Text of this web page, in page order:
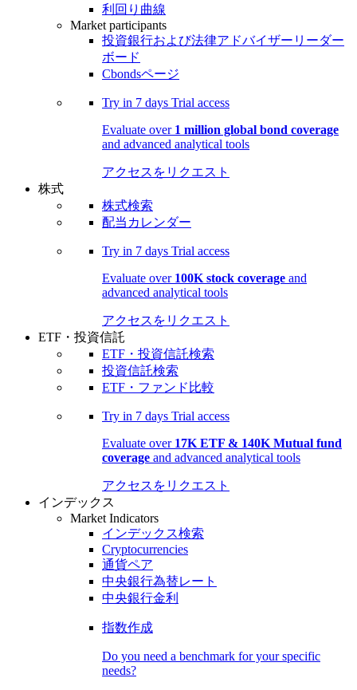
利回り曲線
Market participants
投資銀行および法律アドバイザーリーダー
ボード
Cbondsページ
Try in 7 days Trial access
Evaluate over 1 million global bond coverage
and advanced analytical tools
アクセスをリクエスト
株式
株式検索
配当カレンダー
Try in 7 days Trial access
Evaluate over 100K stock coverage and
advanced analytical tools
アクセスをリクエスト
ETF・投資信託
ETF・投資信託検索
投資信託検索
ETF・ファンド比較
Try in 7 days Trial access
Evaluate over 17K ETF & 140K Mutual fund
coverage and advanced analytical tools
アクセスをリクエスト
インデックス
Market Indicators
インデックス検索
Cryptocurrencies
通貨ペア
中央銀行為替レート
中央銀行金利
指数作成
Do you need a benchmark for your specific
needs?